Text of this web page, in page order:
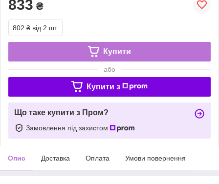
833 ₴
802 ₴ від 2 шт.
Купити
або
Купити з
Що таке купити з Пром?
Замовлення під захистом
Опис Доставка Оплата Умови повернення